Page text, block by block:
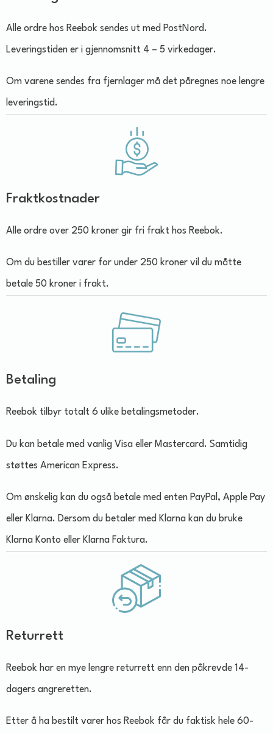
Alle ordre hos Reebok sendes ut med PostNord.
Leveringstiden er i gjennomsnitt 4 – 5 virkedager.
Om varene sendes fra fjernlager må det påregnes noe lengre
leveringstid.
Fraktkostnader
Alle ordre over 250 kroner gir fri frakt hos Reebok.
Om du bestiller varer for under 250 kroner vil du måtte
betale 50 kroner i frakt.
Betaling
Reebok tilbyr totalt 6 ulike betalingsmetoder.
Du kan betale med vanlig Visa eller Mastercard. Samtidig
støttes American Express.
Om ønskelig kan du også betale med enten PayPal, Apple Pay
eller Klarna. Dersom du betaler med Klarna kan du bruke
Klarna Konto eller Klarna Faktura.
Returrett
Reebok har en mye lengre returrett enn den påkrevde 14-
dagers angreretten.
Etter å ha bestilt varer hos Reebok får du faktisk hele 60-